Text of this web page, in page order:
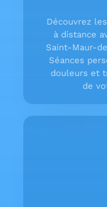
Découvrez
à distance
Saint-Maur-
Séances
douleurs et
de